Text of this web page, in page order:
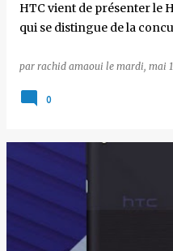
HTC vient de présenter le
qui se distingue de la
par rachid amaoui le mardi, mai
0